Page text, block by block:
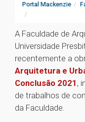
Portal Mackenzie
A Faculdade de
Universidade
recentemente a
Arquitetura e
Conclusão 2021 ,
de trabalhos de
da Faculdade.